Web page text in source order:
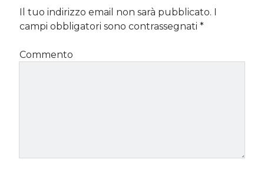
Il tuo indirizzo email non sarà pubblicato. I
campi obbligatori sono contrassegnati*
Commento